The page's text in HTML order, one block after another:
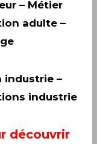
– Métier
adulte –
industrie –
industrie
découvrir